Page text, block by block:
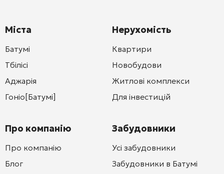
Міста
Батумі
Тбілісі
Аджарія
Гоніо[Батумі]
Про компанію
Про компанію
Блог
Нерухомість
Квартири
Новобудови
Житлові комплекси
Для інвестицій
Забудовники
Усі забудовники
Забудовники в Батумі